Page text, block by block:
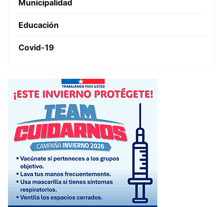
Municipalidad
Educación
Covid-19